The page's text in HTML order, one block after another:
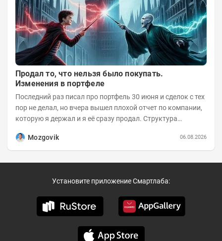
Продал то, что нельзя было покупать.
Изменения в портфеле
Последний раз писал про портфель 30 июня и сделок с тех
пор не делал, но вчера вышел плохой отчет по компании,
которую я держал и я её сразу продал. Структура
Mozgovik
06.08.2026
Установите приложение Смартлаба: